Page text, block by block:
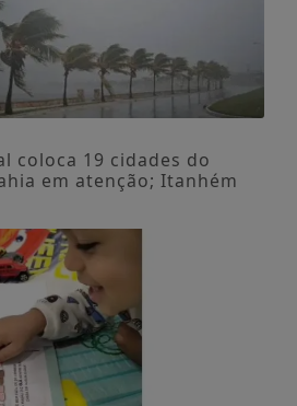
coloca 19 cidades do
em atenção; Itanhém